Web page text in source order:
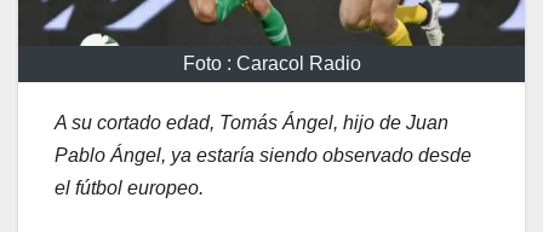
Foto : Caracol Radio
A su cortado edad, Tomás Ángel, hijo de Juan
Pablo Ángel, ya estaría siendo observado desde
el fútbol europeo.